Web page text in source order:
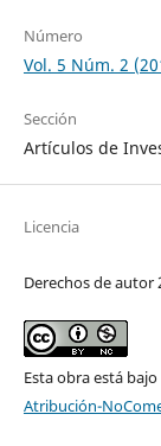
Número
Vol. 5 Núm. 2
Sección
Artículos de
Licencia
Derechos de autor
Esta obra está
Atribución-